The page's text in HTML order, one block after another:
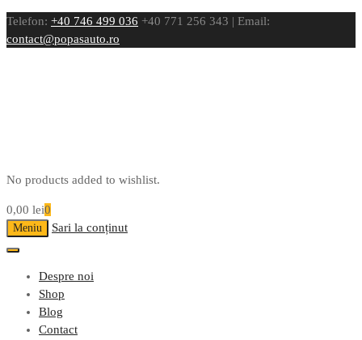
Telefon: +40 746 499 036 +40 771 256 343 | Email:
contact@popasauto.ro
No products added to wishlist.
0,00 lei0
Meniu Sari la conținut
Despre noi
Shop
Blog
Contact